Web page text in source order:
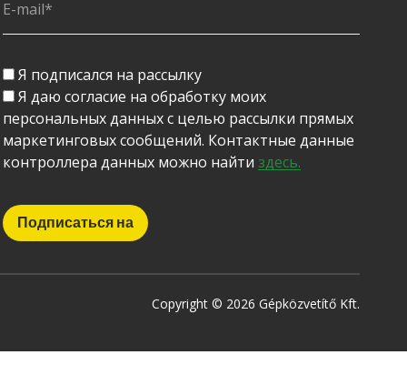
Я подписался на рассылку
Я даю согласие на обработку моих
персональных данных с целью рассылки прямых
маркетинговых сообщений. Контактные данные
контроллера данных можно найти здесь.
Copyright © 2026 Gépközvetítő Kft.